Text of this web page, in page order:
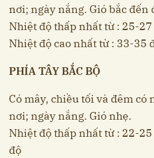
nơi; ngày nắng. Gió bắc đến
Nhiệt độ thấp nhất từ : 25-27
Nhiệt độ cao nhất từ : 33-35
PHÍA TÂY BẮC BỘ
Có mây, chiều tối và đêm có
nơi; ngày nắng. Gió nhẹ.
Nhiệt độ thấp nhất từ : 22-
độ